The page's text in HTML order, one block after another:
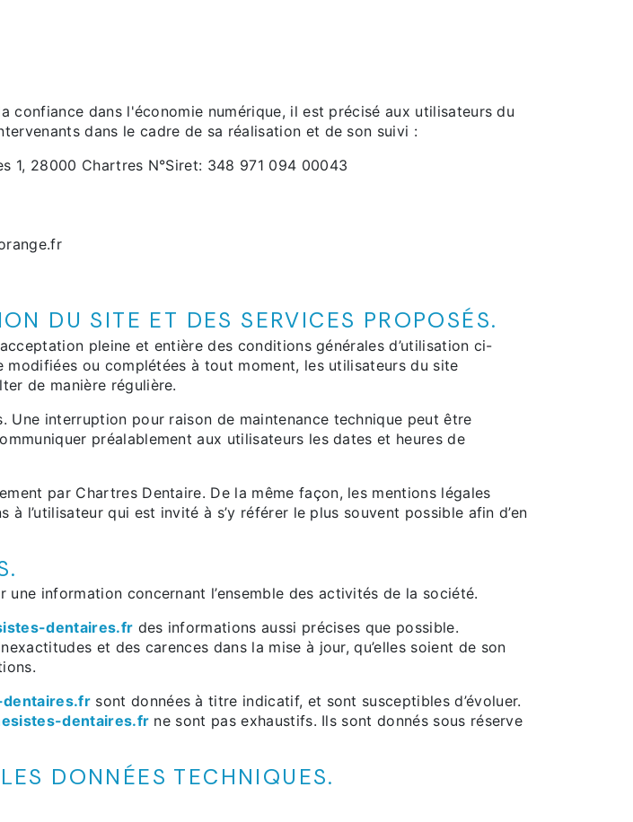
dans l'économie numérique, il est précisé aux utilisateurs du
dans le cadre de sa réalisation et de son suivi :
1, 28000 Chartres N°Siret: 348 971 094 00043
DU SITE ET DES SERVICES PROPOSÉS.
pleine et entière des conditions générales d’utilisation ci-
modifiées ou complétées à tout moment, les utilisateurs du site
de manière régulière.
interruption pour raison de maintenance technique peut être
préalablement aux utilisateurs les dates et heures de
par Chartres Dentaire. De la même façon, les mentions légales
l’utilisateur qui est invité à s’y référer le plus souvent possible afin d’en
information concernant l’ensemble des activités de la société.
dentaires.fr des informations aussi précises que possible.
et des carences dans la mise à jour, qu’elles soient de son
sont données à titre indicatif, et sont susceptibles d’évoluer.
dentaires.fr ne sont pas exhaustifs. Ils sont donnés sous réserve
DONNÉES TECHNIQUES.